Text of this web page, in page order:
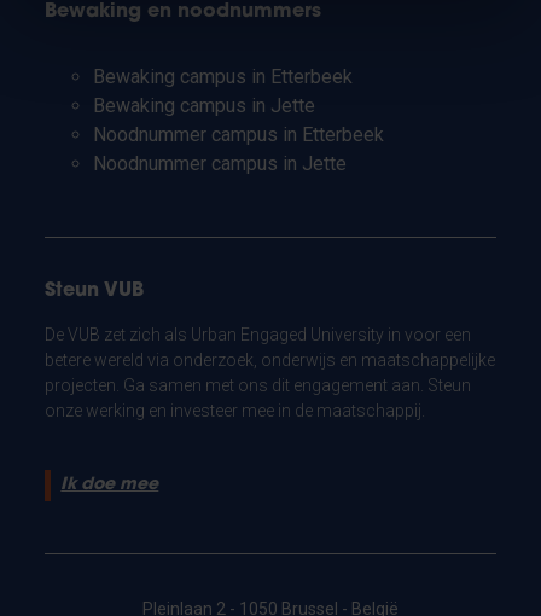
Bewaking en noodnummers
Bewaking campus in Etterbeek
Bewaking campus in Jette
Noodnummer campus in Etterbeek
Noodnummer campus in Jette
Steun VUB
De VUB zet zich als Urban Engaged University in voor een
betere wereld via onderzoek, onderwijs en maatschappelijke
projecten. Ga samen met ons dit engagement aan. Steun
onze werking en investeer mee in de maatschappij.
Ik doe mee
Pleinlaan 2 - 1050 Brussel - België